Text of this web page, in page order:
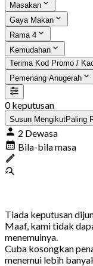
Masakan
Gaya Makan
Rama 4
Kemudahan
Terima Kod Promo /
Pemenang Anugerah
0 keputusan
Susun MengikutPaling
2 Dewasa
Bila-bila masa
Tiada keputusan
Maaf, kami tidak
menemuinya.
Cuba kosongkan
menemui lebih